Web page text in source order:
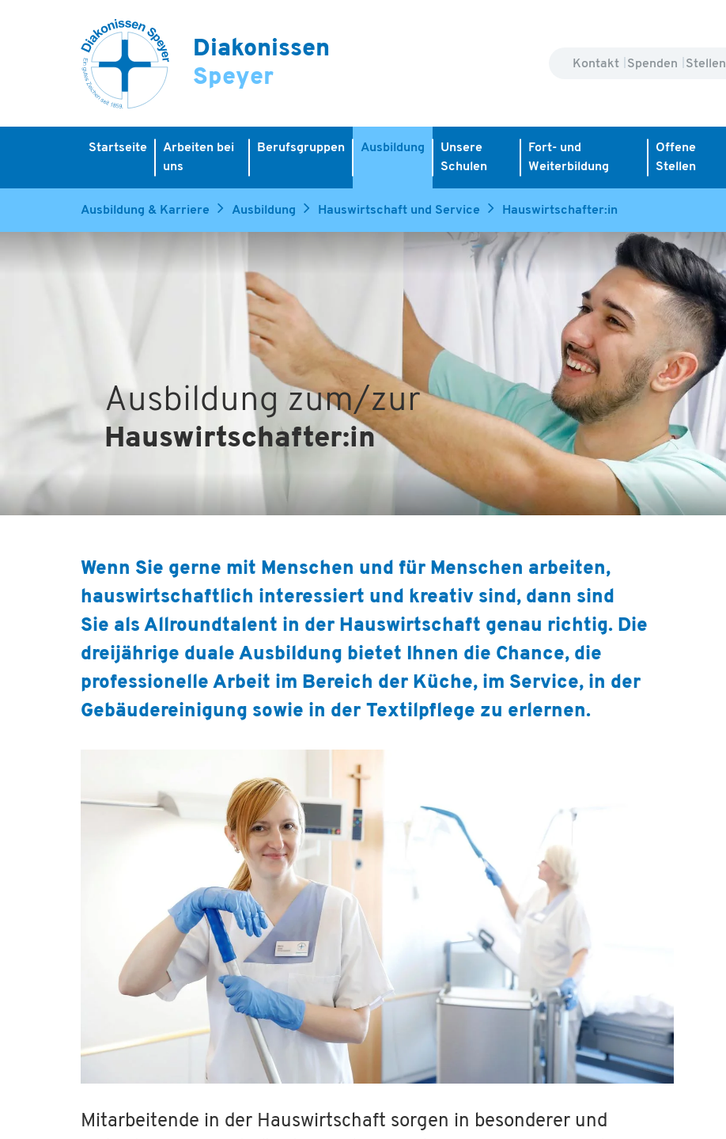
Diakonissen
Speyer
Kontakt Spenden Stellen
Startseite
Arbeiten bei
uns
Berufsgruppen Ausbildung
Unsere
Schulen
Fort- und
Weiterbildung
Offene
Stellen
Ausbildung & Karriere Ausbildung Hauswirtschaft und Service Hauswirtschafter:in
Ausbildung zum/zur
Hauswirtschafter:in
Wenn Sie gerne mit Menschen und für Menschen arbeiten,
hauswirtschaftlich interessiert und kreativ sind, dann sind
Sie als Allroundtalent in der Hauswirtschaft genau richtig. Die
dreijährige duale Ausbildung bietet Ihnen die Chance, die
professionelle Arbeit im Bereich der Küche, im Service, in der
Gebäudereinigung sowie in der Textilpflege zu erlernen.
Mitarbeitende in der Hauswirtschaft sorgen in besonderer und